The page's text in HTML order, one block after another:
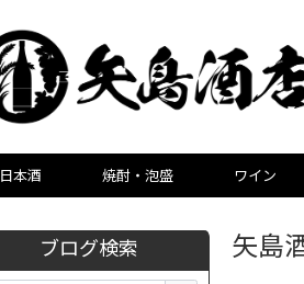
日本酒 焼酎・泡盛 ワイン
ブログ検索 矢島